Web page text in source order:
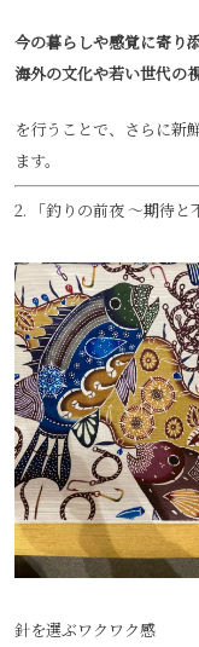
今の暮らしや感覚に寄り
海外の文化や若い世代の
を行うことで、さらに新
ます。
2. 「釣りの前夜 〜期待と
針を選ぶワクワク感